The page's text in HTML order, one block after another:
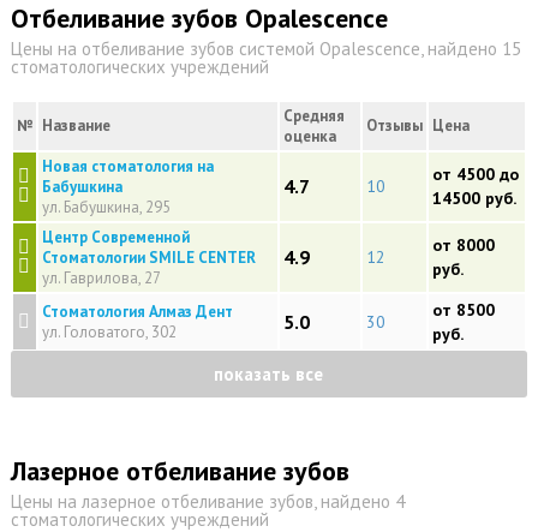
Отбеливание зубов Opalescence
Цены на отбеливание зубов системой Opalescence, найдено 15
стоматологических учреждений
№ Название
Средняя
оценка
Отзывы Цена
Новая стоматология на
Бабушкина
ул. Бабушкина, 295
4.7 10
от 4500 до
14500 руб.
Центр Современной
Стоматологии SMILE CENTER
ул. Гаврилова, 27
4.9 12
от 8000
руб.
Стоматология Алмаз Дент
ул. Головатого, 302
5.0 30
от 8500
руб.
показать все
Лазерное отбеливание зубов
Цены на лазерное отбеливание зубов, найдено 4
стоматологических учреждений